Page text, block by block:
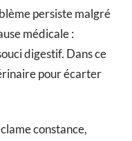
persiste malgré
médicale :
digestif. Dans ce
pour écarter
constance,